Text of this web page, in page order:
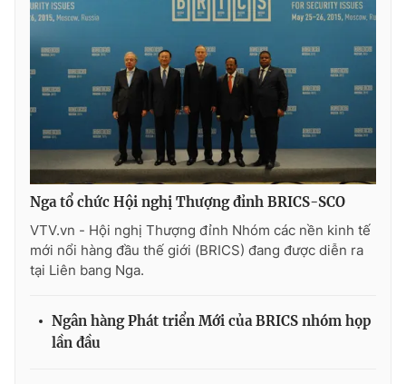
Ðiện thoại Thời báo VTV:
024.66 897 897
Liên hệ quảng cáo:024-7300.7108
® Cấm sao chép dưới mọi hình thức nếu không có sự chấp
thuận bằng văn bản. Ghi rõ nguồn VTV.vn khi phát hành lại
thông tin từ website này.
Nga tổ chức Hội nghị Thượng đỉnh BRICS-SCO
VTV.vn - Hội nghị Thượng đỉnh Nhóm các nền kinh tế
mới nổi hàng đầu thế giới (BRICS) đang được diễn ra
tại Liên bang Nga.
Ngân hàng Phát triển Mới của BRICS nhóm họp
lần đầu